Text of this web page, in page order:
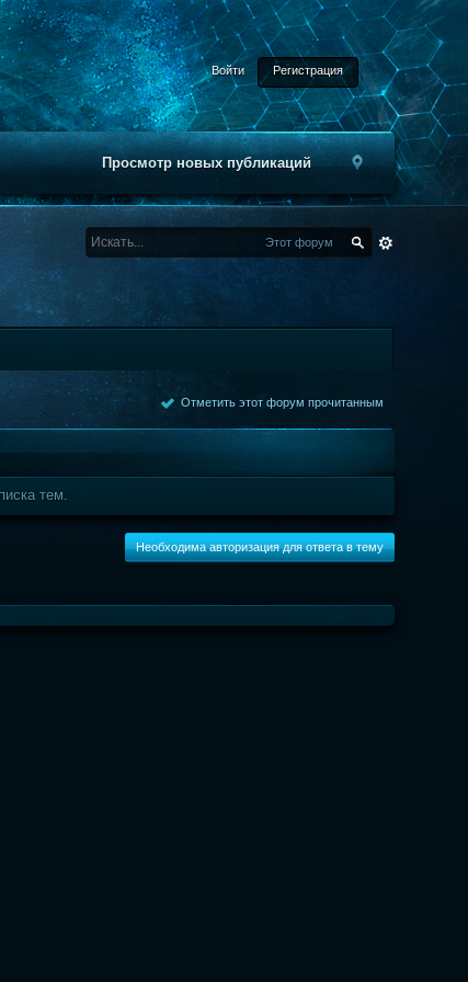
Войти Регистрация
Просмотр новых публикаций
Этот форум
Отметить этот форум прочитанным
тем.
Необходима авторизация для ответа в тему